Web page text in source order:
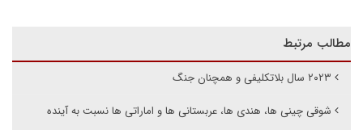
مطالب مرتبط
۲۰۲۳ سال بلاتکلیفی و همچنان جنگ
شوقی چینی ها، هندی ها، عربستانی ها و اماراتی ها نسبت به آینده